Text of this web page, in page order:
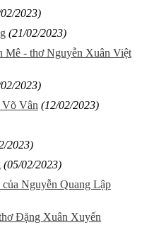
2023)
(21/02/2023)
Mê - thơ Nguyễn Xuân Việt
2023)
Võ Vân (12/02/2023)
2023)
(05/02/2023)
Nguyễn Quang Lập
Đặng Xuân Xuyến